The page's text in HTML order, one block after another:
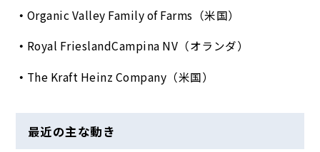
Organic Valley Family of Farms（米国）
Royal FrieslandCampina NV（オランダ）
The Kraft Heinz Company（米国）
最近の主な動き